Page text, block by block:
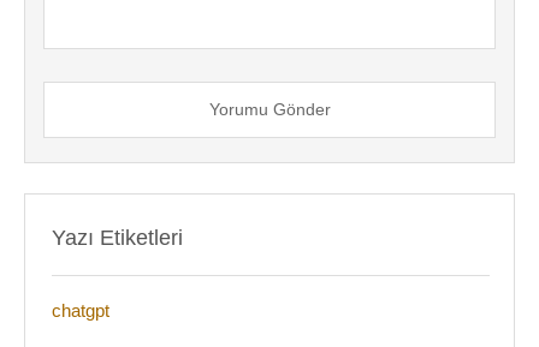
Yorumu Gönder
Yazı Etiketleri
chatgpt